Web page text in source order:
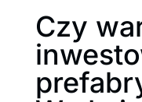
Czy